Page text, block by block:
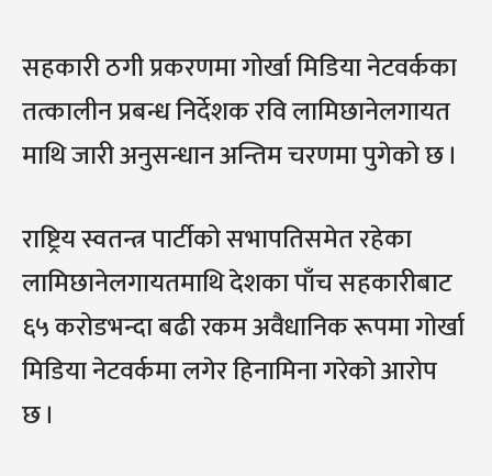
सहकारी ठगी प्रकरणमा गोर्खा मिडिया नेटवर्कका
तत्कालीन प्रबन्ध निर्देशक रवि लामिछानेलगायत
माथि जारी अनुसन्धान अन्तिम चरणमा पुगेको छ ।
राष्ट्रिय स्वतन्त्र पार्टीको सभापतिसमेत रहेका
लामिछानेलगायतमाथि देशका पाँच सहकारीबाट
६५ करोडभन्दा बढी रकम अवैधानिक रूपमा गोर्खा
मिडिया नेटवर्कमा लगेर हिनामिना गरेको आरोप
छ ।